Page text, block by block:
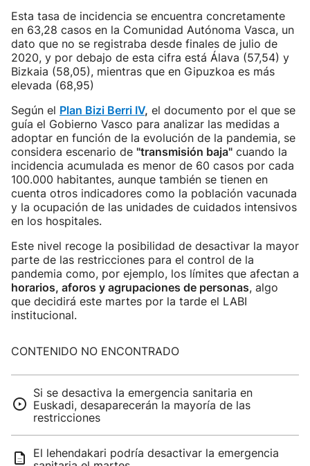
Esta tasa de incidencia se encuentra concretamente
en 63,28 casos en la Comunidad Autónoma Vasca, un
dato que no se registraba desde finales de julio de
2020, y por debajo de esta cifra está Álava (57,54) y
Bizkaia (58,05), mientras que en Gipuzkoa es más
elevada (68,95)
Según el Plan Bizi Berri IV, el documento por el que se
guía el Gobierno Vasco para analizar las medidas a
adoptar en función de la evolución de la pandemia, se
considera escenario de "transmisión baja" cuando la
incidencia acumulada es menor de 60 casos por cada
100.000 habitantes, aunque también se tienen en
cuenta otros indicadores como la población vacunada
y la ocupación de las unidades de cuidados intensivos
en los hospitales.
Este nivel recoge la posibilidad de desactivar la mayor
parte de las restricciones para el control de la
pandemia como, por ejemplo, los límites que afectan a
horarios, aforos y agrupaciones de personas, algo
que decidirá este martes por la tarde el LABI
institucional.
CONTENIDO NO ENCONTRADO
Si se desactiva la emergencia sanitaria en
Euskadi, desaparecerán la mayoría de las
restricciones
El lehendakari podría desactivar la emergencia